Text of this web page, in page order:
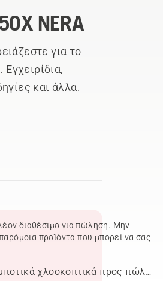
NERA
για το
και άλλα.
διαθέσιμο για πώληση. Μην
προϊόντα που μπορεί να σας
Δείτε όλες τις Ρομποτικά χλοοκοπτικά προς πώληση